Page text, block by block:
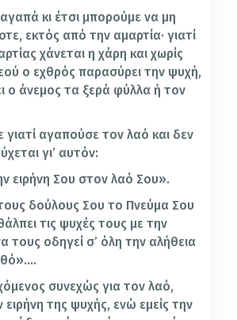
κι έτσι μπορούμε να μη
εκτός από την αμαρτία· γιατί
χάνεται η χάρη και χωρίς
ο εχθρός παρασύρει την ψυχή,
ο άνεμος τα ξερά φύλλα ή τον
αγαπούσε τον λαό και δεν
γι’ αυτόν:
ειρήνη Σου στον λαό Σου».
δούλους Σου το Πνεύμα Σου
τις ψυχές τους με την
τους οδηγεί σ’ όλη την αλήθεια
συνεχώς για τον λαό,
της ψυχής, ενώ εμείς την